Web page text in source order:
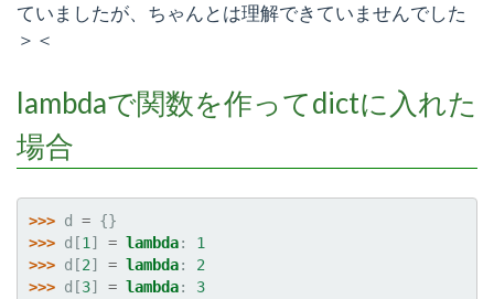
ていましたが、ちゃんとは理解できていませんでした
＞＜
lambdaで関数を作ってdictに入れた
場合
>>> d = {}
>>> d [1 ] = lambda:
1
>>> d [2] = lambda:
2
>>> d [3] = lambda:
3